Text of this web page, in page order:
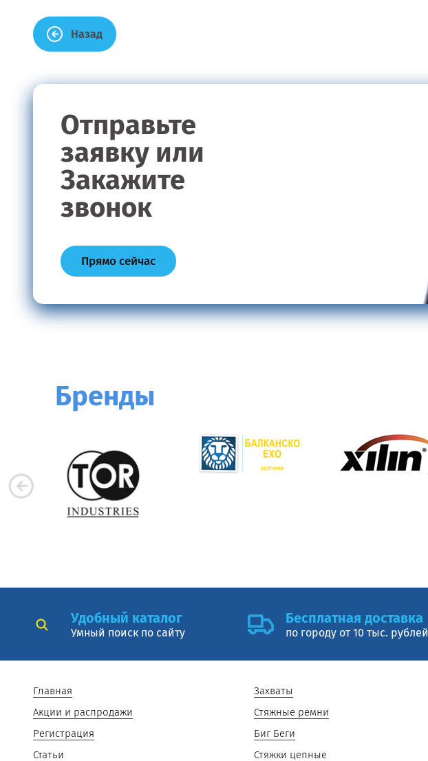
Назад
Отправьте
заявку или
Закажите
звонок
Прямо сейчас
Бренды
Удобный каталог
Умный поиск по сайту
Бесплатная доставка
по городу от 10 тыс. рублей
Главная
Акции и распродажи
Регистрация
Статьи
Захваты
Стяжные ремни
Биг Беги
Стяжки цепные